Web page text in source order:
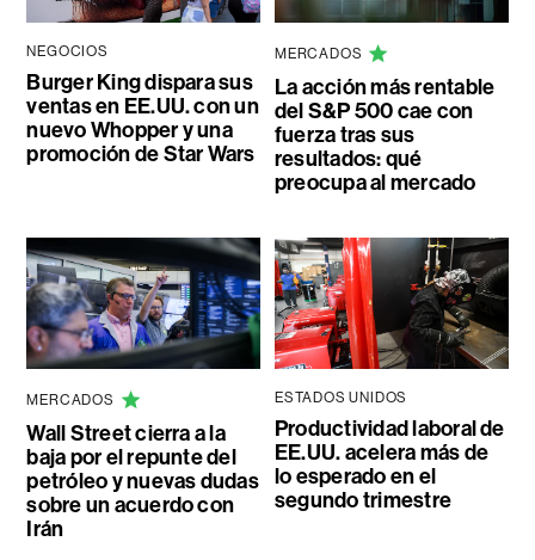
NEGOCIOS
Burger King dispara sus
ventas en EE.UU. con un
nuevo Whopper y una
promoción de Star Wars
MERCADOS
La acción más rentable
del S&P 500 cae con
fuerza tras sus
resultados: qué
preocupa al mercado
MERCADOS
Wall Street cierra a la
baja por el repunte del
petróleo y nuevas dudas
sobre un acuerdo con
Irán
ESTADOS UNIDOS
Productividad laboral de
EE.UU. acelera más de
lo esperado en el
segundo trimestre